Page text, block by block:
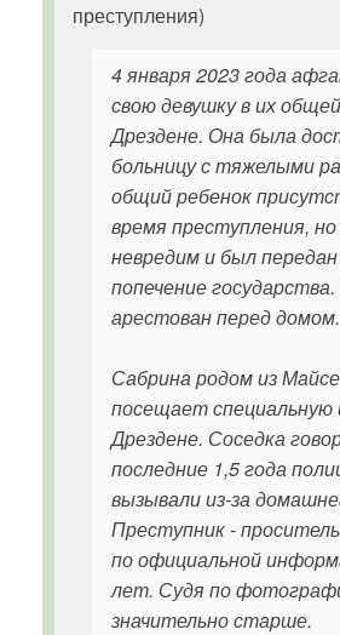
преступления)
4 января 2023 года
свою девушку в их
Дрездене. Она была
больницу с тяжелыми
общий ребенок
время преступления,
невредим и был
попечение
арестован перед домом.
Сабрина родом из
посещает специальную
Дрездене. Соседка
последние 1,5 года
вызывали из-за
Преступник -
по официальной
лет. Судя по
значительно старше.